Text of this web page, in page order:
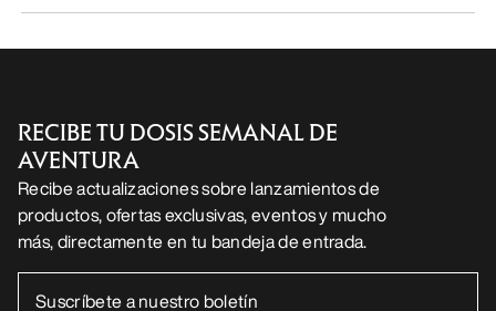
RECIBE TU DOSIS SEMANAL DE
AVENTURA
Recibe actualizaciones sobre lanzamientos de
productos, ofertas exclusivas, eventos y mucho
más, directamente en tu bandeja de entrada.